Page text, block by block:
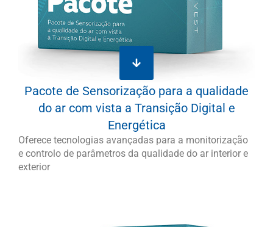
Pacote de Sensorização para a qualidade
do ar com vista a Transição Digital e
Energética
Oferece tecnologias avançadas para a monitorização
e controlo de parâmetros da qualidade do ar interior e
exterior